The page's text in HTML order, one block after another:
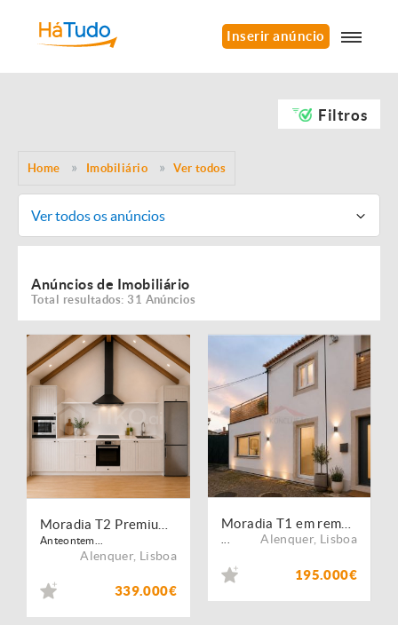
Inserir anúncio
Filtros
Home Imobiliário Ver todos
Ver todos os anúncios
Anúncios de Imobiliário
Total resultados: 31 Anúncios
Anteontem...
Alenquer, Lisboa
339.000€
Alenquer, Lisboa
195.000€